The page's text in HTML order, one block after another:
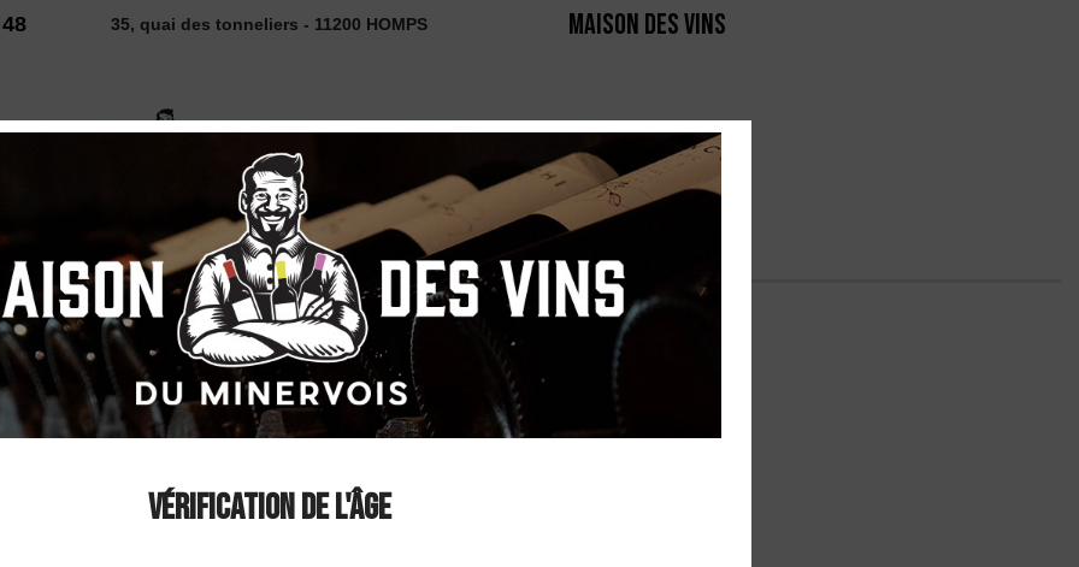
Vérification de l'âge
35, quai des tonneliers - 11200 HOMPS MAISON DES VINS
VINS SELECTION
2026
COUP DE ❤ DÉCOUVERTE PRODUCTEURS